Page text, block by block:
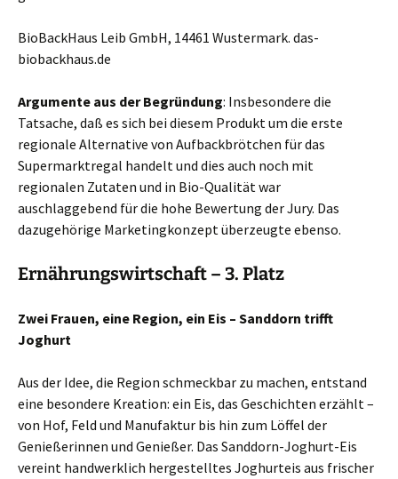
BioBackHaus Leib GmbH, 14461 Wustermark. das-
biobackhaus.de
Argumente aus der Begründung: Insbesondere die
Tatsache, daß es sich bei diesem Produkt um die erste
regionale Alternative von Aufbackbrötchen für das
Supermarktregal handelt und dies auch noch mit
regionalen Zutaten und in Bio-Qualität war
auschlaggebend für die hohe Bewertung der Jury. Das
dazugehörige Marketingkonzept überzeugte ebenso.
Ernährungswirtschaft – 3. Platz
Zwei Frauen, eine Region, ein Eis – Sanddorn trifft
Joghurt
Aus der Idee, die Region schmeckbar zu machen, entstand
eine besondere Kreation: ein Eis, das Geschichten erzählt –
von Hof, Feld und Manufaktur bis hin zum Löffel der
Genießerinnen und Genießer. Das Sanddorn-Joghurt-Eis
vereint handwerklich hergestelltes Joghurteis aus frischer